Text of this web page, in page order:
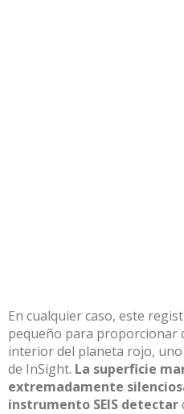
En cualquier caso, este
pequeño para proporcionar
interior del planeta rojo,
de InSight. La superficie
extremadamente
instrumento SEIS detectar